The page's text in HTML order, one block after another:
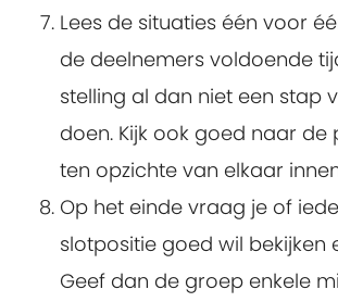
Lees de situaties één voor
de deelnemers voldoende
stelling al dan niet een stap
doen. Kijk ook goed naar de
ten opzichte van elkaar
Op het einde vraag je of
slotpositie goed wil bekijken
Geef dan de groep enkele